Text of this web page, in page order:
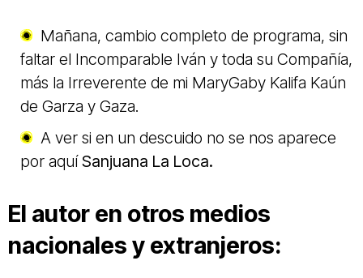
Mañana, cambio completo de programa, sin
faltar el Incomparable Iván y toda su Compañía,
más la Irreverente de mi MaryGaby Kalifa Kaún
de Garza y Gaza.
A ver si en un descuido no se nos aparece
por aquíSanjuana La Loca.
El autor en otros medios
nacionales y extranjeros: